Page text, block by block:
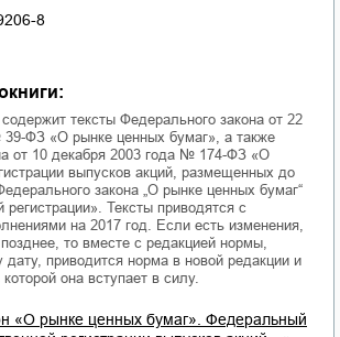
8
тексты Федерального закона от 22
ФЗ «О рынке ценных бумаг», а также
от 10 декабря 2003 года № 174-ФЗ «О
выпусков акций, размещенных до
закона „О рынке ценных бумаг“
регистрации». Тексты приводятся с
на 2017 год. Если есть изменения,
то вместе с редакцией нормы,
приводится норма в новой редакции и
она вступает в силу.
«О рынке ценных бумаг». Федеральный